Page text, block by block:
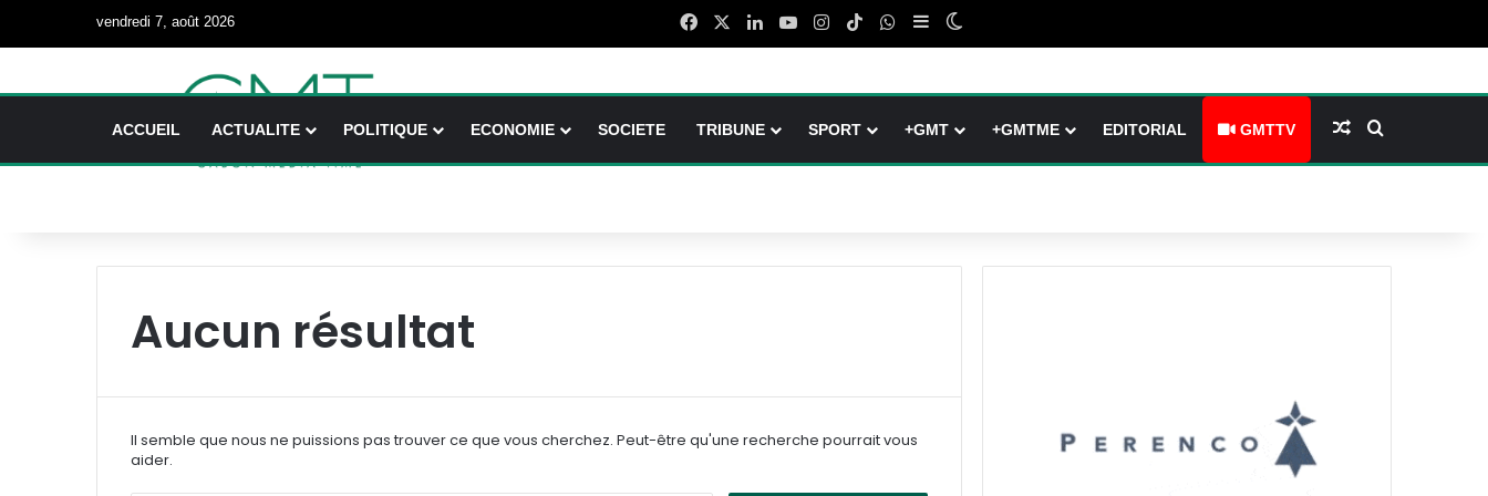
vendredi 7, août 2026 FacebookLinkedinYouTubeInstagram
TikTokWhatsApp
Sidebar (barre latérale)
ACCUEIL ACTUALITE POLITIQUE ECONOMIE SOCIETE TRIBUNE SPORT +GMT +GMTME EDITORIAL GMTTV Article Aléatoire
Aucun résultat
Il semble que nous ne puissions pas trouver ce que vous cherchez. Peut-être qu'une recherche pourrait vous
aider.